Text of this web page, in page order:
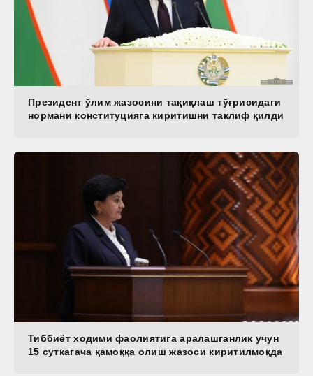
Президент ўлим жазосини тақиқлаш тўғрисидаги
нормани конституцияга киритишни таклиф қилди
Тиббиёт ходими фаолиятига аралашганлик учун
15 суткагача қамоққа олиш жазоси киритилмоқда